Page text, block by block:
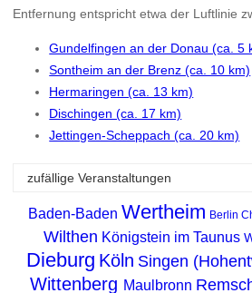
Entfernung entspricht etwa der Luftlinie
Gundelfingen an der Donau (ca. 5
Sontheim an der Brenz (ca. 10 km)
Hermaringen (ca. 13 km)
Dischingen (ca. 17 km)
Jettingen-Scheppach (ca. 20 km)
zufällige Veranstaltungen
Baden-Baden Wertheim Berlin
Wilthen Königstein im Taunus
Dieburg Köln Singen
Wittenberg Maulbronn